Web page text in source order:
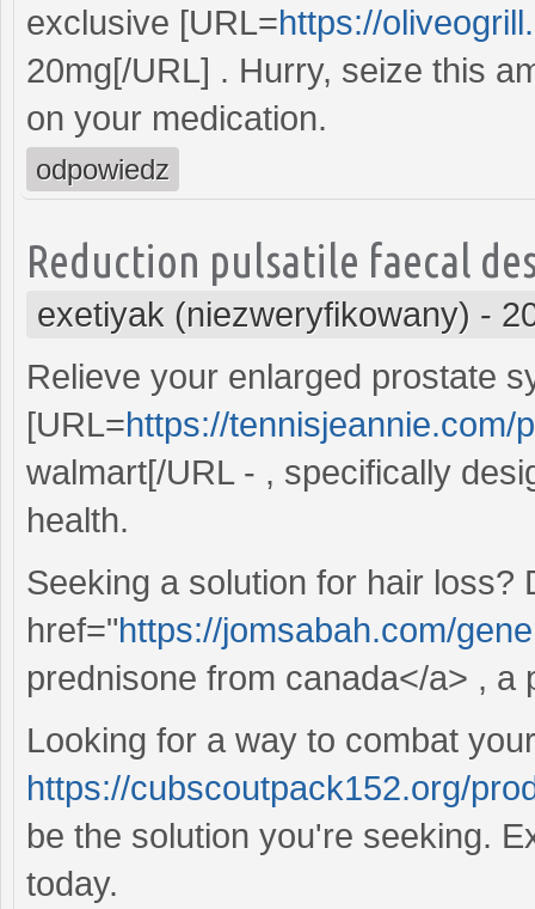
exclusive [URL=https://
20mg[/URL] . Hurry, seize this
on your medication.
odpowiedz
Reduction pulsatile faecal
exetiyak (niezweryfikowany) -
Relieve your enlarged prostate
[URL=https://tennisjeannie.com/
walmart[/URL - , specifically
health.
Seeking a solution for hair loss?
href="https://jomsabah.com/
prednisone from canada</a> , a
Looking for a way to combat
https://cubscoutpack152.org/
be the solution you're seeking.
today.